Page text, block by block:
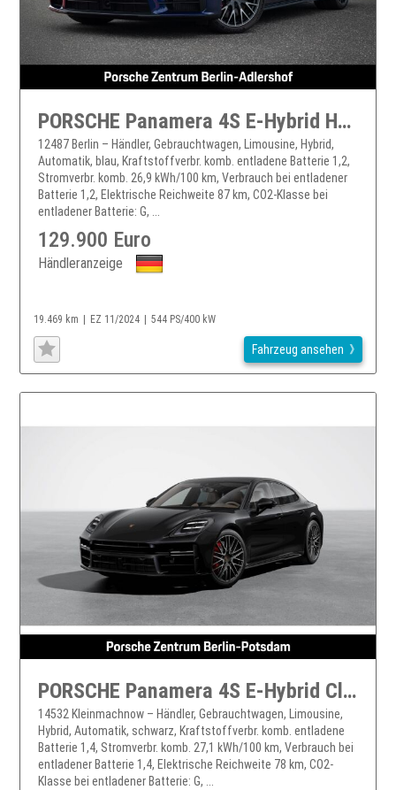
PORSCHE Panamera 4S E-Hybrid HA-Lenkung Head-Up Display
12487 Berlin – Händler, Gebrauchtwagen, Limousine, Hybrid,
Automatik, blau, Kraftstoffverbr. komb. entladene Batterie 1,2,
Stromverbr. komb. 26,9 kWh/100 km, Verbrauch bei entladener
Batterie 1,2, Elektrische Reichweite 87 km, CO2-Klasse bei
entladener Batterie: G, ...
129.900 Euro
Händleranzeige
19.469 km EZ 11/2024 544 PS/400 kW
Fahrzeug ansehen
PORSCHE Panamera 4S E-Hybrid Clubleder Nachtsicht HeadUp
14532 Kleinmachnow – Händler, Gebrauchtwagen, Limousine,
Hybrid, Automatik, schwarz, Kraftstoffverbr. komb. entladene
Batterie 1,4, Stromverbr. komb. 27,1 kWh/100 km, Verbrauch bei
entladener Batterie 1,4, Elektrische Reichweite 78 km, CO2-
Klasse bei entladener Batterie: G, ...